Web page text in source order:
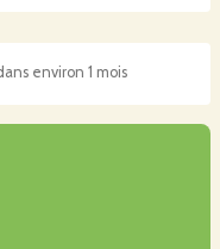
environ 1 mois